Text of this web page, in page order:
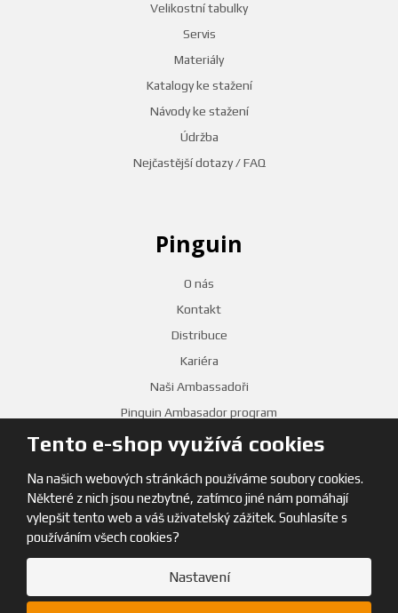
Tento e-shop využívá cookies
Na našich webových stránkách používáme soubory cookies.
Některé z nich jsou nezbytné, zatímco jiné nám pomáhají
vylepšit tento web a váš uživatelský zážitek. Souhlasíte s
používáním všech cookies?
Nastavení
Velikostní tabulky
Servis
Materiály
Katalogy ke stažení
Návody ke stažení
Údržba
Nejčastější dotazy / FAQ
Pinguin
O nás
Kontakt
Distribuce
Kariéra
Naši Ambassadoři
Pinguin Ambasador program
PRODEJNY
© 2026, Pinguin